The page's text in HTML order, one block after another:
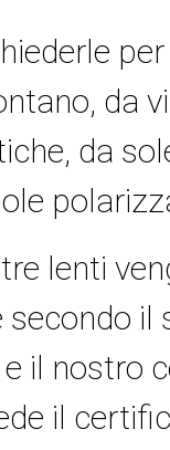
da
da
lenti
secondo il
il nostro
il